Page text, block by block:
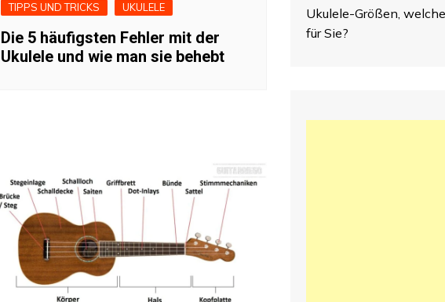
TIPPS UND TRICKS
UKULELE
Die 5 häufigsten Fehler mit der
Ukulele und wie man sie behebt
Ukulele-Größen,
für Sie?